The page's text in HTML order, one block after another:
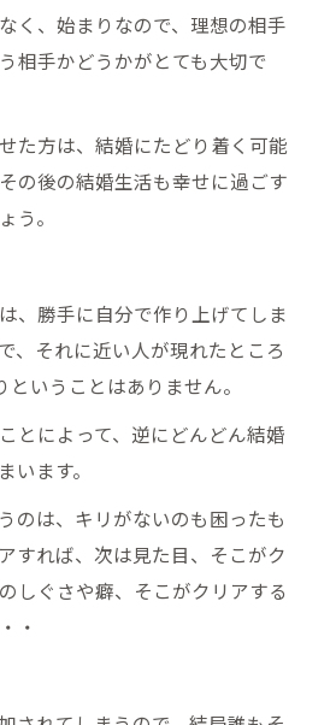
く、始まりなので、理想の相手
相手かどうかがとても大切で
た方は、結婚にたどり着く可能
の後の結婚生活も幸せに過ごす
う。
、勝手に自分で作り上げてしま
、それに近い人が現れたところ
いうことはありません。
とによって、逆にどんどん結婚
います。
のは、キリがないのも困ったも
すれば、次は見た目、そこがク
しぐさや癖、そこがクリアする
・